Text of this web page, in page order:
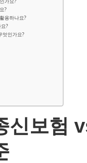
?
용하나요?
?
엇인가요?
신보험